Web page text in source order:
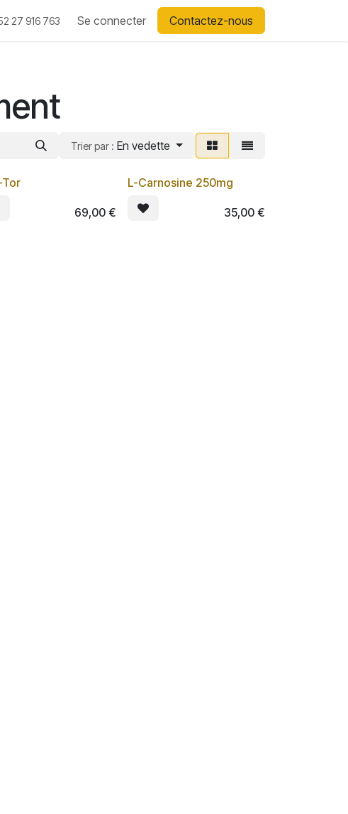
27 916 763 Se connecter Contactez-nous
Trier par : En vedette
Tor
69,00€ Lot de 3
L-Carnosine 250mg
35,00€